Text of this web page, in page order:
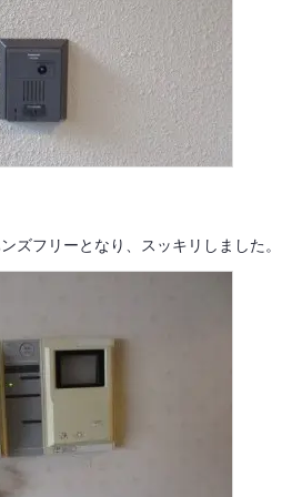
ズフリーとなり、スッキリしました。